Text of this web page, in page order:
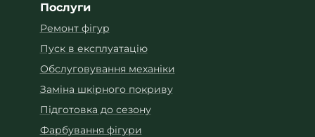
Послуги
Ремонт фігур
Пуск в експлуатацію
Обслуговування механіки
Заміна шкірного покриву
Підготовка до сезону
Фарбування фігури